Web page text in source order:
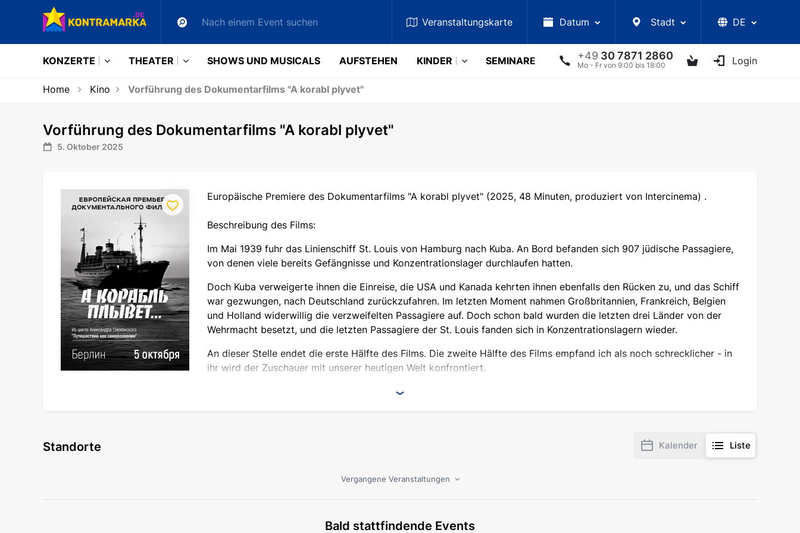
Veranstaltungskarte Datum Stadt DE
+49 30 7871 2860
Mo - Fr von 9:00 bis 18:00 Login
KONZERTE THEATER SHOWS UND MUSICALS AUFSTEHEN KINDER SEMINARE VORLESUNGEN UKRAINISCHE ARTISTEN
Home Kino Vorführung des Dokumentarfilms "A korabl plyvet"
Vorführung des Dokumentarfilms "A korabl plyvet"
5. Oktober 2025
Europäische Premiere des Dokumentarfilms "A korabl plyvet" (2025, 48 Minuten, produziert von Intercinema) .
Beschreibung des Films:
Im Mai 1939 fuhr das Linienschiff St. Louis von Hamburg nach Kuba. An Bord befanden sich 907 jüdische Passagiere,
von denen viele bereits Gefängnisse und Konzentrationslager durchlaufen hatten.
Doch Kuba verweigerte ihnen die Einreise, die USA und Kanada kehrten ihnen ebenfalls den Rücken zu, und das Schiff
war gezwungen, nach Deutschland zurückzufahren. Im letzten Moment nahmen Großbritannien, Frankreich, Belgien
und Holland widerwillig die verzweifelten Passagiere auf. Doch schon bald wurden die letzten drei Länder von der
Wehrmacht besetzt, und die letzten Passagiere der St. Louis fanden sich in Konzentrationslagern wieder.
An dieser Stelle endet die erste Hälfte des Films. Die zweite Hälfte des Films empfand ich als noch schrecklicher - in
ihr wird der Zuschauer mit unserer heutigen Welt konfrontiert.
Die Erinnerung an "St. Louis" wird dem 7. Oktober 2023 überlagert, als Terror und Barbarei erneut versuchten, sich
Diskutieren Sie nicht, kommen Sie lieber und sehen Sie sich an, wie in diesem Film zwei Realitäten miteinander verbunden werden: 1939 und 2023.
Deshalb heißt der Film "A korabl plyvet": Das Schiff des Antisemitismus, der Gleichgültigkeit und des Zynismus segelte von 1939 bis 2023, und nun ist
Standorte Kalender Liste
Vergangene Veranstaltungen
Bald stattfindende Events